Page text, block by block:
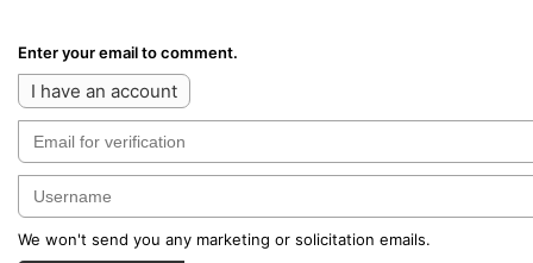
Enter your email to comment.
I have an account
We won't send you any marketing or solicitation emails.